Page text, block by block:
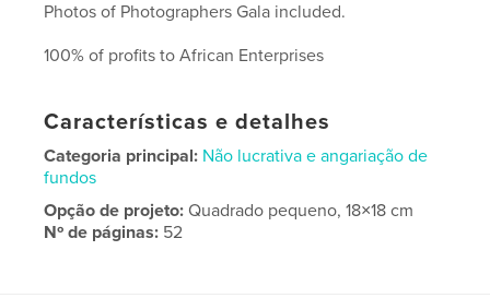
Photos of Photographers Gala included.
100% of profits to African Enterprises
Características e detalhes
Categoria principal: Não lucrativa e angariação de
fundos
Opção de projeto:Quadrado pequeno, 18×18 cm
Nº de páginas: 52